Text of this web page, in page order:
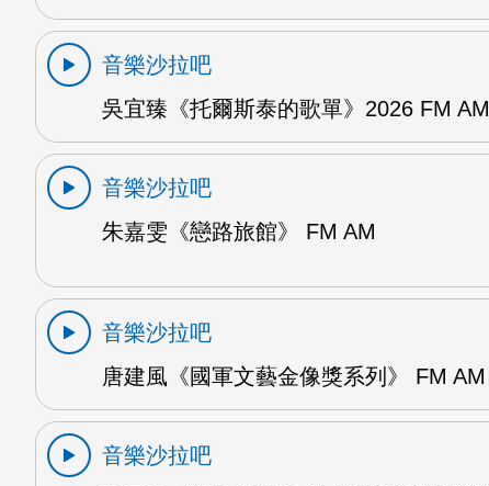
音樂沙拉吧
吳宜臻《托爾斯泰的歌單》2026 FM AM
音樂沙拉吧
朱嘉雯《戀路旅館》 FM AM
音樂沙拉吧
唐建風《國軍文藝金像獎系列》 FM AM
音樂沙拉吧